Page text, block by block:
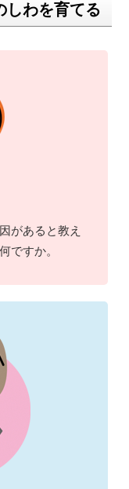
しわを育てる
があると教え
ですか。